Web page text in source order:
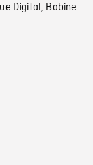
Digital, Bobine